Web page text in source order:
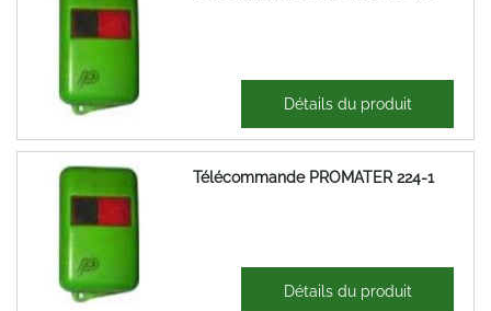
127,65 €
106,37 € Détails du produit
Télécommande PROMATER 224-1
132,25 €
110,21 € Détails du produit